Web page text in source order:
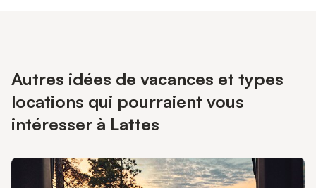
Autres idées de vacances et types
locations qui pourraient vous
intéresser à Lattes